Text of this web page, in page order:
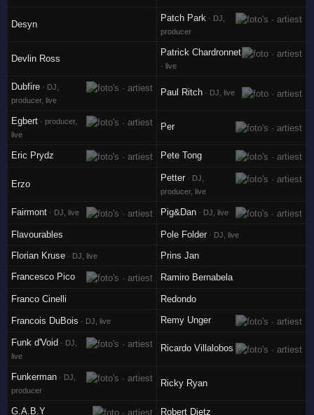
Desyn
Patch Park · DJ,
producer
Devlin Ross
Patrick Chardronnet
· live
Dubfire · DJ,
producer, live
Paul Ritch · DJ, live
Egbert · producer,
live
Per
Eric Prydz Pete Tong
Erzo
Petter · DJ,
producer, live
Fairmont · DJ, live Pig&Dan · DJ, live
Flavourables Pole Folder · DJ, live
Florian Kruse · DJ, live
Prins Jan
Francesco Pico
Ramiro Bernabela
Franco Cinelli Redondo
Francois DuBois · DJ, live Remy Unger
Funk d'Void · DJ,
live
Ricardo Villalobos
Funkerman · DJ,
producer
Ricky Ryan
G.A.B.Y Robert Dietz